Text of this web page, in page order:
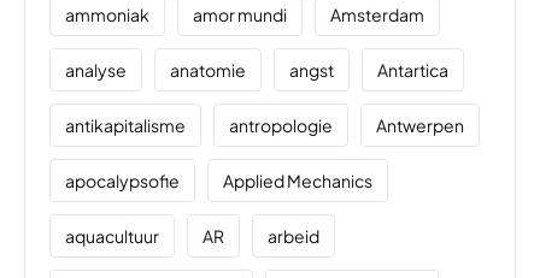
ammoniak amor mundi Amsterdam
analyse anatomie angst Antartica
antikapitalisme antropologie Antwerpen
apocalypsofie Applied Mechanics
aquacultuur AR arbeid